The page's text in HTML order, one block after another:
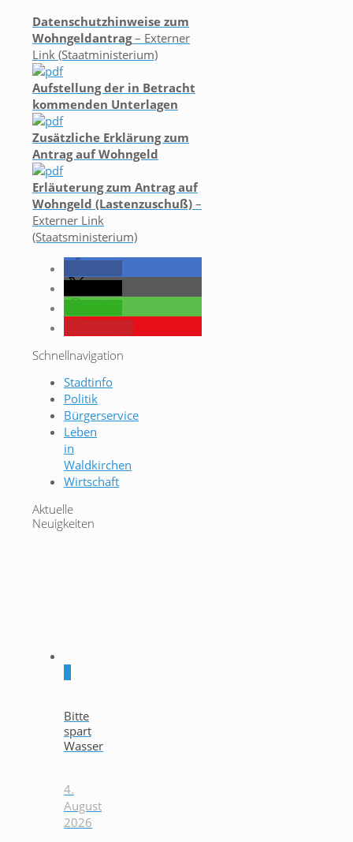
Datenschutzhinweise zum
Wohngeldantrag– Externer
Link (Staatministerium)
Aufstellung der in Betracht
kommenden Unterlagen
Zusätzliche Erklärung zum
Antrag auf Wohngeld
Erläuterung zum Antrag auf
Wohngeld (Lastenzuschuß) –
Externer Link
(Staatsministerium)
Schnellnavigation
Stadtinfo
Politik
Bürgerservice
Leben
in
Waldkirchen
Wirtschaft
Aktuelle
Neuigkeiten
Bitte
spart
Wasser
4.
August
2026